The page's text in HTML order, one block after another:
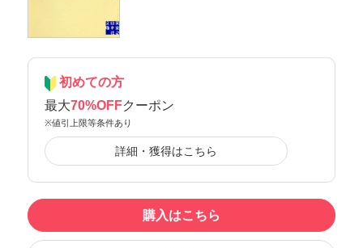
初めての方
最大70%OFFクーポン
※値引上限等条件あり
詳細・獲得はこちら
購入はこちら